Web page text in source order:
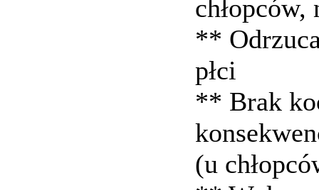
**
płci
** Brak
(u